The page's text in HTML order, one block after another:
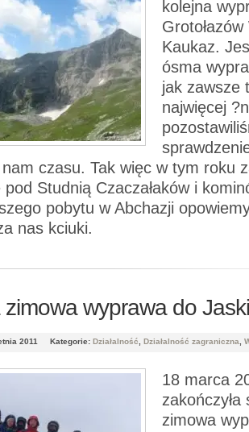
kolejna
Grotołazów
Kaukaz.
ósma
jak zawsze
najwięcej
nam czasu. Tak więc w tym roku
pod Studnią Czaczałaków i
pobytu w Abchazji
nas kciuki.
zimowa wyprawa do
2011 Kategorie: Działalność, Działalność zagraniczna,
18 marca
zakończyła
zimowa